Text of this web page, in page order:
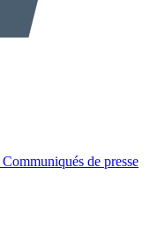
Communiqués de presse